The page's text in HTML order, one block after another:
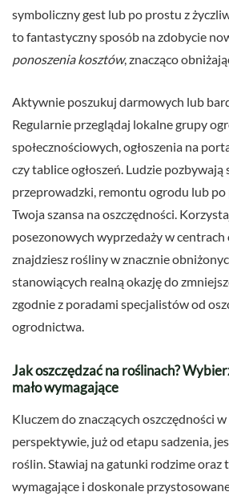
symboliczny gest lub po prostu z
to fantastyczny sposób na zdobycie
ponoszenia kosztów, znacząco
Aktywnie poszukuj darmowych lub
Regularnie przeglądaj lokalne grupy
społecznościowych, ogłoszenia na
czy tablice ogłoszeń. Ludzie
przeprowadzki, remontu ogrodu lub
Twoja szansa na oszczędności.
posezonowych wyprzedaży w centrach
znajdziesz rośliny w znacznie
stanowiących realną okazję do
zgodnie z poradami specjalistów od
ogrodnictwa.
Jak oszczędzać na roślinach?
mało wymagające
Kluczem do znaczących oszczędności w
perspektywie, już od etapu sadzenia,
roślin. Stawiaj na gatunki rodzime oraz
wymagające i doskonale